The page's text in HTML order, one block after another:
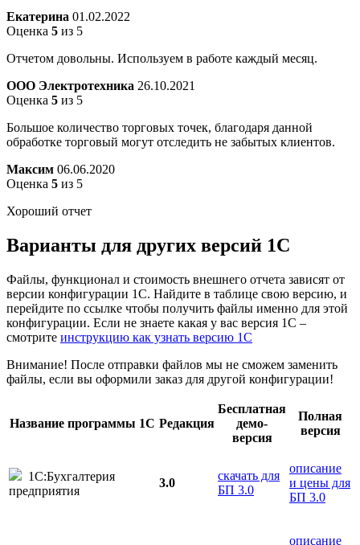
Екатерина 01.02.2022
Оценка 5 из 5
Отчетом довольны. Используем в работе каждый месяц.
ООО Электротехника 26.10.2021
Оценка 5 из 5
Большое количество торговых точек, благодаря данной
обработке торговый могут отследить не забытых клиентов.
Максим 06.06.2020
Оценка 5 из 5
Хороший отчет
Варианты для других версий 1С
Файлы, функционал и стоимость внешнего отчета зависят от
версии конфигурации 1С. Найдите в таблице свою версию, и
перейдите по ссылке чтобы получить файлы именно для этой
конфигурации. Если не знаете какая у вас версия 1С –
смотрите инструкцию как узнать версию 1С
Внимание! После отправки файлов мы не сможем заменить
файлы, если вы оформили заказ для другой конфигурации!
Название программы 1С Редакция
Бесплатная
демо-
версия
Полная
версия
1С:Бухгалтерия
предприятия
3.0
скачать для
БП 3.0
описание
и цены для
БП 3.0
описание